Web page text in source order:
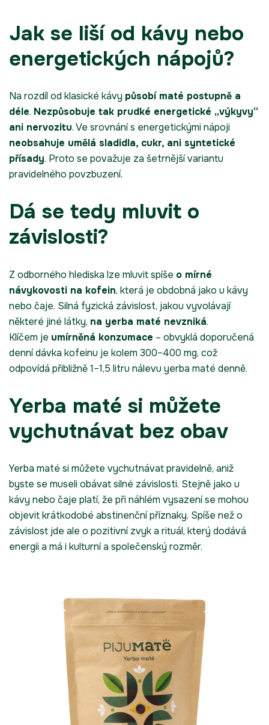
Jak se liší od kávy nebo
energetických nápojů?
Na rozdíl od klasické kávy působí maté postupně a
déle. Nezpůsobuje tak prudké energetické „výkyvy“
ani nervozitu. Ve srovnání s energetickými nápoji
neobsahuje umělá sladidla, cukr, ani syntetické
přísady. Proto se považuje za šetrnější variantu
pravidelného povzbuzení.
Dá se tedy mluvit o
závislosti?
Z odborného hlediska lze mluvit spíše o mírné
návykovosti na kofein, která je obdobná jako u kávy
nebo čaje. Silná fyzická závislost, jakou vyvolávají
některé jiné látky, na yerba maté nevzniká.
Klíčem je umírněná konzumace – obvyklá doporučená
denní dávka kofeinu je kolem 300–400 mg, což
odpovídá přibližně 1–1,5 litru nálevu yerba maté denně.
Yerba maté si můžete
vychutnávat bez obav
Yerba maté si můžete vychutnávat pravidelně, aniž
byste se museli obávat silné závislosti. Stejně jako u
kávy nebo čaje platí, že při náhlém vysazení se mohou
objevit krátkodobé abstinenční příznaky. Spíše než o
závislost jde ale o pozitivní zvyk a rituál, který dodává
energii a má i kulturní a společenský rozměr.